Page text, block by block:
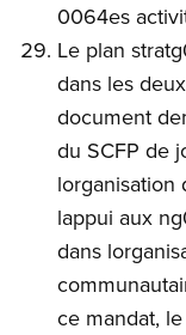
0064es
Le plan
dans les
document
du SCFP de
lappui aux
dans
ce mandat,